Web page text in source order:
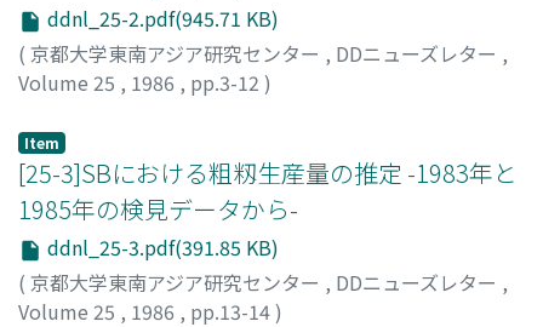
ddnl_25-2.pdf(945.71 KB)
( 京都大学東南アジア研究センター , DDニューズレター ,
Volume 25 , 1986 , pp.3-12 )
Item
[25-3]SBにおける粗籾生産量の推定 -1983年と
1985年の検見データから-
ddnl_25-3.pdf(391.85 KB)
( 京都大学東南アジア研究センター , DDニューズレター ,
Volume 25 , 1986 , pp.13-14)